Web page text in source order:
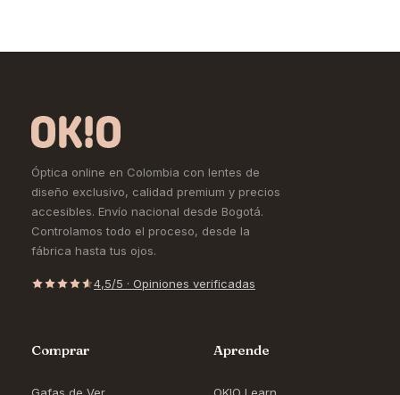
Óptica online en Colombia con lentes de
diseño exclusivo, calidad premium y precios
accesibles. Envío nacional desde Bogotá.
Controlamos todo el proceso, desde la
fábrica hasta tus ojos.
4,5/5 · Opiniones verificadas
Comprar Aprende